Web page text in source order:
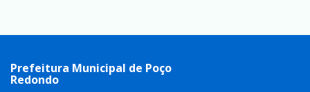
Prefeitura Municipal de Poço
Redondo